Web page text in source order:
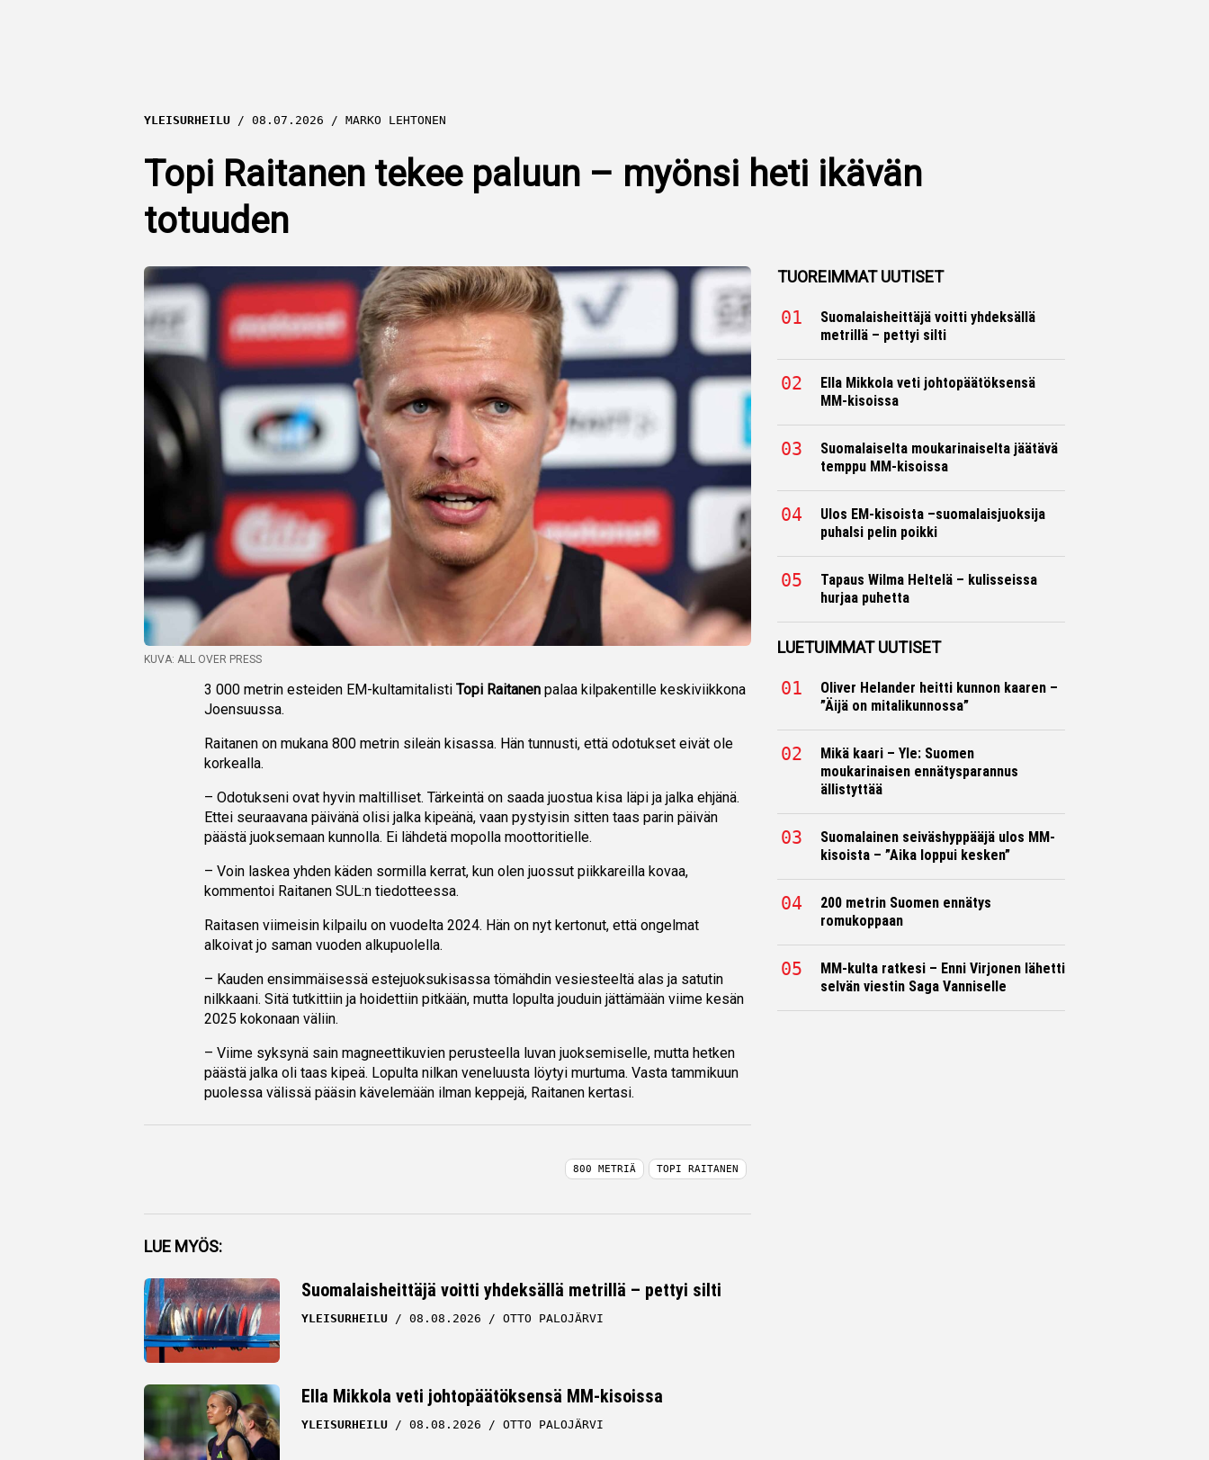
YLEISURHEILU 08.07.2026 MARKO LEHTONEN
Topi Raitanen tekee paluun – myönsi heti ikävän
totuuden
KUVA: ALL OVER PRESS
3 000 metrin esteiden EM-kultamitalistiTopi Raitanen palaa kilpakentille keskiviikkona
Joensuussa.
Raitanen on mukana 800 metrin sileän kisassa. Hän tunnusti, että odotukset eivät ole
korkealla.
– Odotukseni ovat hyvin maltilliset. Tärkeintä on saada juostua kisa läpi ja jalka ehjänä.
Ettei seuraavana päivänä olisi jalka kipeänä, vaan pystyisin sitten taas parin päivän
päästä juoksemaan kunnolla. Ei lähdetä mopolla moottoritielle.
– Voin laskea yhden käden sormilla kerrat, kun olen juossut piikkareilla kovaa,
kommentoi Raitanen SUL:n tiedotteessa.
Raitasen viimeisin kilpailu on vuodelta 2024. Hän on nyt kertonut, että ongelmat
alkoivat jo saman vuoden alkupuolella.
– Kauden ensimmäisessä estejuoksukisassa tömähdin vesiesteeltä alas ja satutin
nilkkaani. Sitä tutkittiin ja hoidettiin pitkään, mutta lopulta jouduin jättämään viime kesän
2025 kokonaan väliin.
– Viime syksynä sain magneettikuvien perusteella luvan juoksemiselle, mutta hetken
päästä jalka oli taas kipeä. Lopulta nilkan veneluusta löytyi murtuma. Vasta tammikuun
puolessa välissä pääsin kävelemään ilman keppejä, Raitanen kertasi.
Facebook
Twitter
Whatsapp
800 METRIÄ TOPI RAITANEN
LUE MYÖS:
Suomalaisheittäjä voitti yhdeksällä metrillä – pettyi silti
YLEISURHEILU 08.08.2026 OTTO PALOJÄRVI
Ella Mikkola veti johtopäätöksensä MM-kisoissa
YLEISURHEILU 08.08.2026 OTTO PALOJÄRVI
TUOREIMMAT UUTISET
Suomalaisheittäjä voitti yhdeksällä
metrillä – pettyi silti
Ella Mikkola veti johtopäätöksensä
MM-kisoissa
Suomalaiselta moukarinaiselta jäätävä
temppu MM-kisoissa
Ulos EM-kisoista –suomalaisjuoksija
puhalsi pelin poikki
Tapaus Wilma Heltelä – kulisseissa
hurjaa puhetta
LUETUIMMAT UUTISET
Oliver Helander heitti kunnon kaaren –
”Äijä on mitalikunnossa”
Mikä kaari – Yle: Suomen
moukarinaisen ennätysparannus
ällistyttää
Suomalainen seiväshyppääjä ulos MM-
kisoista – ”Aika loppui kesken”
200 metrin Suomen ennätys
romukoppaan
MM-kulta ratkesi – Enni Virjonen lähetti
selvän viestin Saga Vanniselle